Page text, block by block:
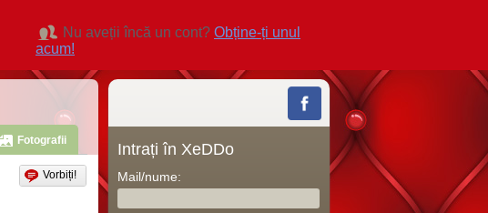
Nu aveții încă un cont? Obține-ți unul
acum!
Fotografii
Vorbiți!
Intrați în XeDDo
Mail/nume: